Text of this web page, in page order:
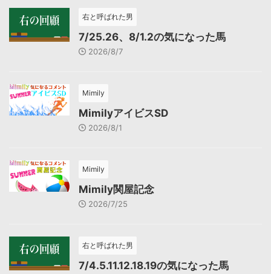
右と呼ばれた男
7/25.26、8/1.2の気になった馬
2026/8/7
Mimily
MimilyアイビスSD
2026/8/1
Mimily
Mimily関屋記念
2026/7/25
右と呼ばれた男
7/4.5.11.12.18.19の気になった馬